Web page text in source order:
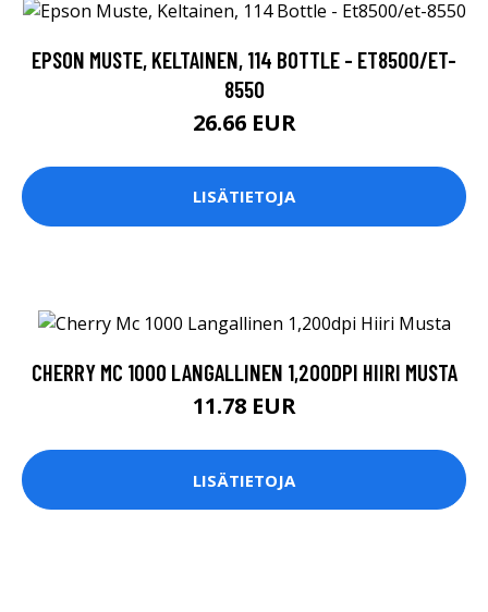
EPSON MUSTE, KELTAINEN, 114 BOTTLE - ET8500/ET-
8550
26.66 EUR
LISÄTIETOJA
CHERRY MC 1000 LANGALLINEN 1,200DPI HIIRI MUSTA
11.78 EUR
LISÄTIETOJA